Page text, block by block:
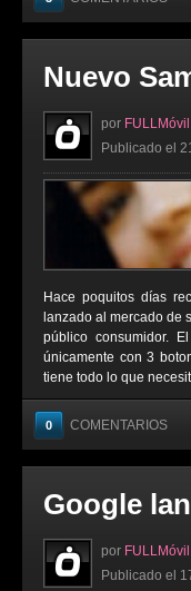
Nuevo
por
Publicado el
Hace poquitos días
lanzado al mercado de
público consumidor.
únicamente con 3
tiene todo lo que
0 COMENTARIOS
Google
por
Publicado el